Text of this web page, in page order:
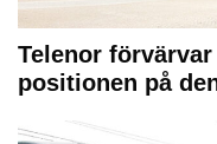
Telenor
positionen på